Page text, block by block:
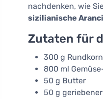
nachdenken, wie
sizilianische
Zutaten für
300 g
800 ml
50 g Butter
50 g